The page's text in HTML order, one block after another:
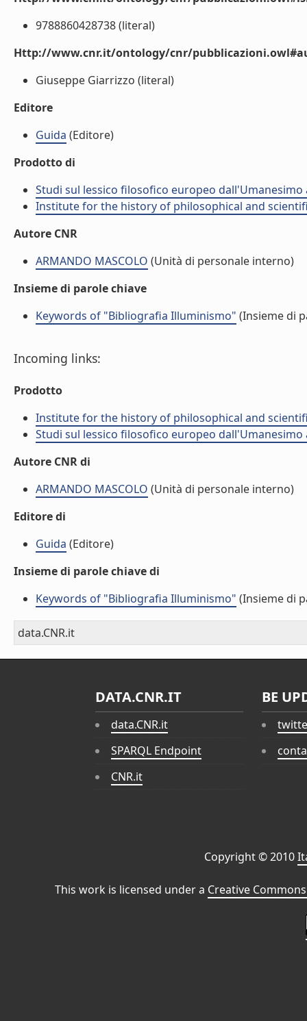
9788860428738 (literal)
Http://www.cnr.it/ontology/cnr/
Giuseppe Giarrizzo (literal)
Editore
Guida (Editore)
Prodotto di
Studi sul lessico filosofico europeo dall'Umanesimo
Institute for the history of philosophical and
Autore CNR
ARMANDO MASCOLO (Unità di personale interno)
Insieme di parole chiave
Keywords of "Bibliografia Illuminismo" (Insieme di
Incoming links:
Prodotto
Institute for the history of philosophical and
Studi sul lessico filosofico europeo dall'Umanesimo
Autore CNR di
ARMANDO MASCOLO (Unità di personale interno)
Editore di
Guida (Editore)
Insieme di parole chiave di
Keywords of "Bibliografia Illuminismo" (Insieme di
data.CNR.it
DATA.CNR.IT
data.CNR.it
SPARQL Endpoint
CNR.it
BE
Copyright © 2010
This work is licensed under a Creative